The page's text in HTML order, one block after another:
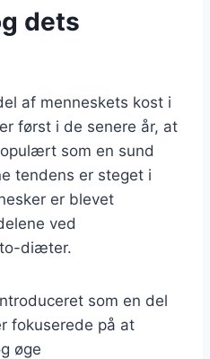
dets
af menneskets kost i
først i de senere år, at
som en sund
tendens er steget i
er blevet
ved
diæter.
som en del
fokuserede på at
øge